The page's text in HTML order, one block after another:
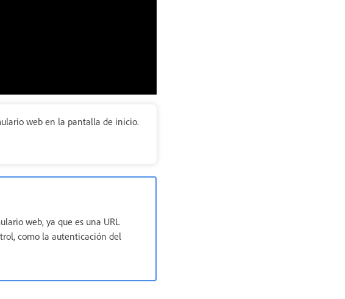
web en la pantalla de inicio.
web, ya que es una URL
como la autenticación del